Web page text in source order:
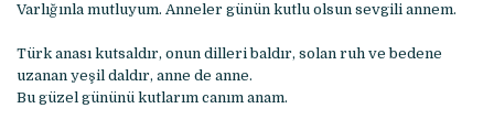
Varlığınla mutluyum. Anneler günün kutlu olsun sevgili annem.
Türk anası kutsaldır, onun dilleri baldır, solan ruh ve bedene
uzanan yeşil daldır, anne de anne.
Bu güzel gününü kutlarım canım anam.